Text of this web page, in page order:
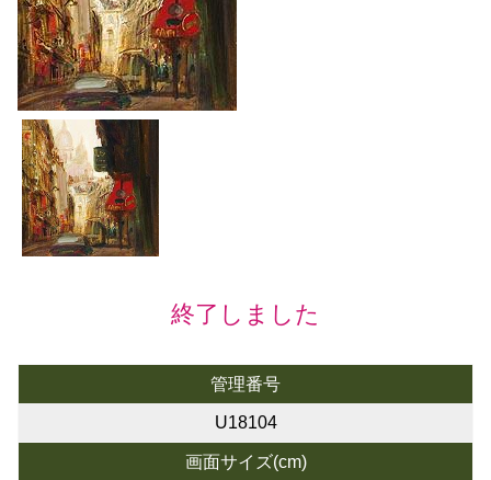
終了しました
管理番号
U18104
画面サイズ(cm)